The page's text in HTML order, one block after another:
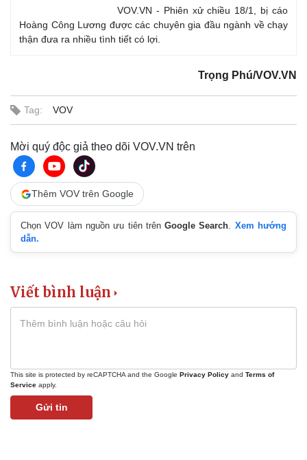
Kinh tế
Tỷ giá
VOV.VN - Phiên xử chiều 18/1, bị cáo
Hoàng Công Lương được các chuyên gia đầu ngành về chạy
thận đưa ra nhiều tình tiết có lợi.
Trọng Phú/VOV.VN
Tag: VOV
Mời quý độc giả theo dõi VOV.VN trên
Thêm VOV trên Google
Chọn VOV làm nguồn ưu tiên trênGoogle Search. Xem hướng
dẫn.
Viết bình luận
This site is protected by reCAPTCHA and the Google Privacy Policy and Terms of
Service apply.
Gửi tin